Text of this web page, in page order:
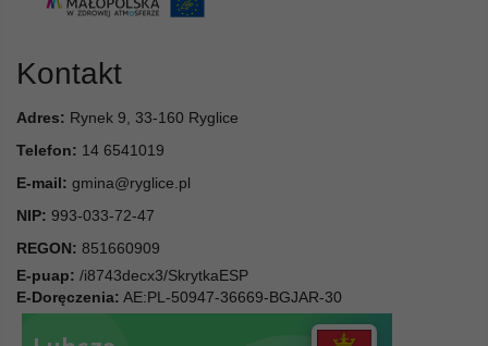
Kontakt
Adres: Rynek 9, 33-160 Ryglice
Telefon: 14 6541019
E-mail: gmina@ryglice.pl
NIP: 993-033-72-47
REGON: 851660909
E-puap: /i8743decx3/SkrytkaESP
E-Doręczenia: AE:PL-50947-36669-BGJAR-30